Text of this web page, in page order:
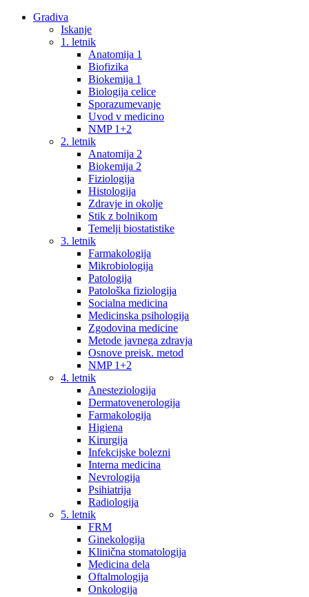
Gradiva
Iskanje
1. letnik
Anatomija 1
Biofizika
Biokemija 1
Biologija celice
Sporazumevanje
Uvod v medicino
NMP 1+2
2. letnik
Anatomija 2
Biokemija 2
Fiziologija
Histologija
Zdravje in okolje
Stik z bolnikom
Temelji biostatistike
3. letnik
Farmakologija
Mikrobiologija
Patologija
Patološka fiziologija
Socialna medicina
Medicinska psihologija
Zgodovina medicine
Metode javnega zdravja
Osnove preisk. metod
NMP 1+2
4. letnik
Anesteziologija
Dermatovenerologija
Farmakologija
Higiena
Kirurgija
Infekcijske bolezni
Interna medicina
Nevrologija
Psihiatrija
Radiologija
5. letnik
FRM
Ginekologija
Klinična stomatologija
Medicina dela
Oftalmologija
Onkologija